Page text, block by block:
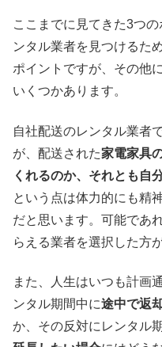
ここまでに見てきた3つ
ンタル業者を見つけるた
ポイントですが、その他
いくつかあります。
自社配送のレンタル業者
が、配送された家電家具
くれるのか、それとも自
という点は体力的にも精
だと思います。可能であ
らえる業者を選択した方
また、人生はいつも計画
ンタル期間中に途中で返
か、その反対にレンタル